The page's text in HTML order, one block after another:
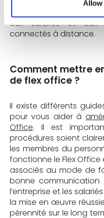
Allow
aux salariés et aux
connectés à distance.
Comment mettre
de flex office ?
Il existe différents
pour vous aider à
Office. Il est
procédures soient
les membres du
fonctionne le Flex
associés au mode de
bonne communication
l’entreprise et les
la mise en œuvre
pérennité sur le long